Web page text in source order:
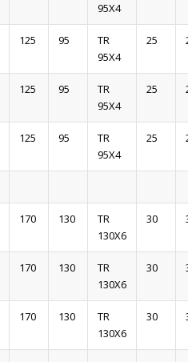
95X4
125 95
TR
95X4
25
125 95
TR
95X4
25
125 95
TR
95X4
25
170 130
TR
130X6
30
170 130
TR
130X6
30
170 130
TR
130X6
30